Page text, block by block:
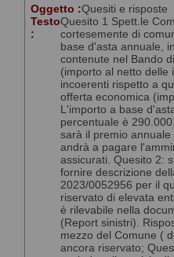
Oggetto :Quesiti e risposte
Testo
:
Quesito 1 Spett.le
cortesemente di
base d'asta annuale,
contenute nel Bando
(importo al netto delle
incoerenti rispetto a
offerta economica
L'importo a base
percentuale è
sarà il premio
andrà a pagare
assicurati. Quesito 2:
fornire descrizione
2023/0052956 per il
riservato di elevata
è rilevabile nella
(Report sinistri).
mezzo del Comune (
ancora riservato;